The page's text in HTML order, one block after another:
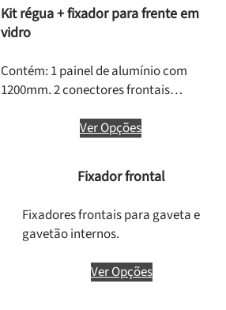
Kit régua + fixador para frente em
vidro
Contém: 1 painel de alumínio com
1200mm. 2 conectores frontais…
Ver Opções
Fixador frontal
Fixadores frontais para gaveta e
gavetão internos.
Ver Opções